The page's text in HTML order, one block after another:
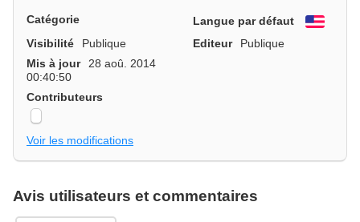
Catégorie Langue par défaut
Visibilité
Publique Editeur
Publique
Mis à jour
28 aoû. 2014
00:40:50
Contributeurs
Voir les modifications
Avis utilisateurs et commentaires